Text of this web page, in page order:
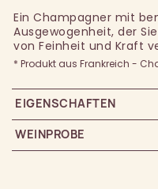
Ein Champagner mit
Ausgewogenheit, der
von Feinheit und Kraft
* Produkt aus Frankreich -
EIGENSCHAFTEN
WEINPROBE